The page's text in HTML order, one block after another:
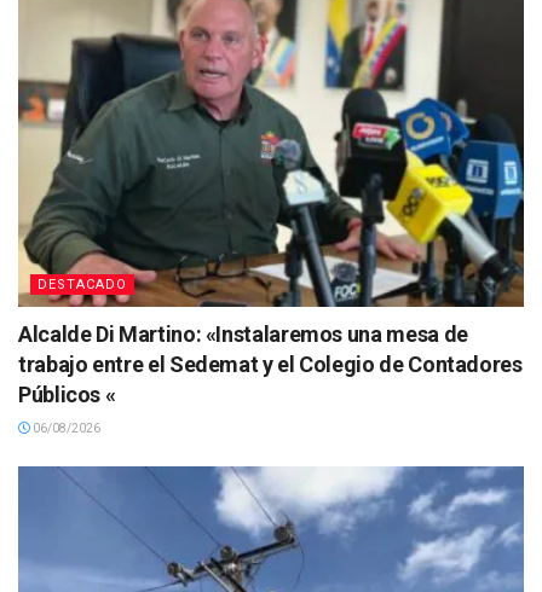
DESTACADO
Alcalde Di Martino: «Instalaremos una mesa de
trabajo entre el Sedemat y el Colegio de Contadores
Públicos «
06/08/2026